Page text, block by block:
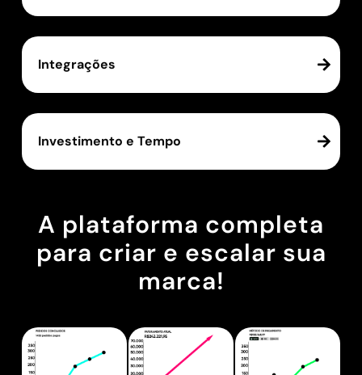
Integrações
Investimento e Tempo
A plataforma completa
para criar e escalar sua
marca!